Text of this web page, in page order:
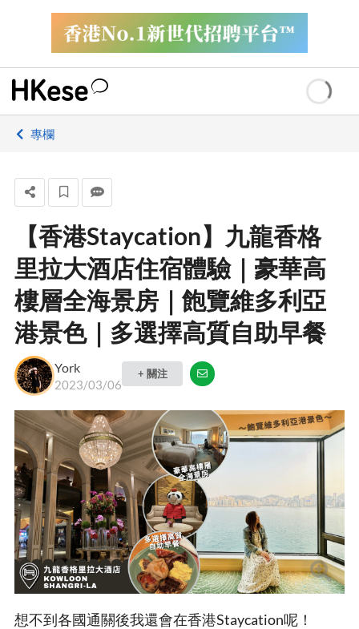
專欄
【香港Staycation】九龍香格
里拉大酒店住宿體驗｜豪華高
樓層全海景房｜飽覽維多利亞
港景色｜多選擇高質自助早餐
York
2023/03/06
+ 關注
想不到各國通關後我還會在香港Staycation呢！